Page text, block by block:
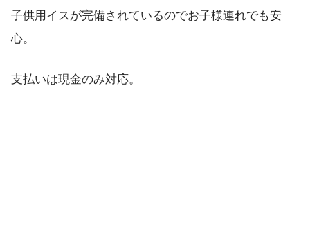
子供用イスが完備されているのでお子様連れでも安
心。
支払いは現金のみ対応。